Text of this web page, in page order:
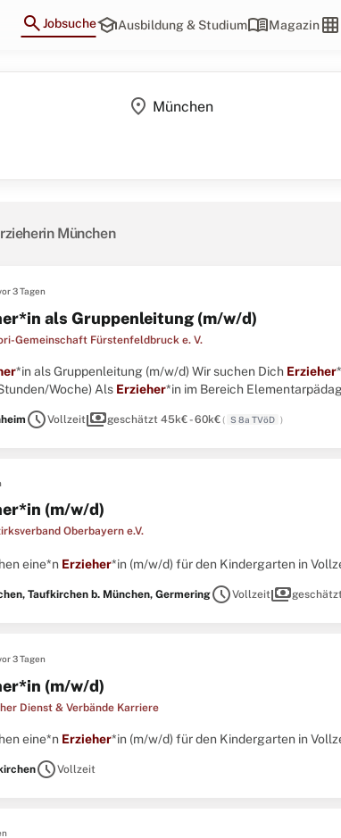
searchJobsucheschoolAusbildung & Studiummenu_bookMagazingrid_on
location_on
München
3 Tagen
als Gruppenleitung (m/w/d)
Gemeinschaft Fürstenfeldbruck e. V.
*in als Gruppenleitung (m/w/d) Wir suchen Dich Erzieher
Woche) Als Erzieher*in im Bereich
scheduleVollzeitpaymentsgeschätzt 45k€ - 60k€( S 8a TVöD )
(m/w/d)
Oberbayern e.V.
eine*n Erzieher*in (m/w/d) für den Kindergarten in
Taufkirchen b. München, GermeringscheduleVollzeitpayments
3 Tagen
(m/w/d)
Dienst & Verbände Karriere
eine*n Erzieher*in (m/w/d) für den Kindergarten in
scheduleVollzeit